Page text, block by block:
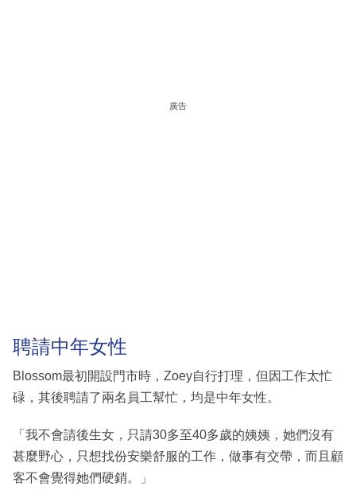
廣告
聘請中年女性
Blossom最初開設門市時，Zoey自行打理，但因工作太忙
碌，其後聘請了兩名員工幫忙，均是中年女性。
「我不會請後生女，只請30多至40多歲的姨姨，她們沒有
甚麼野心，只想找份安樂舒服的工作，做事有交帶，而且顧
客不會覺得她們硬銷。」